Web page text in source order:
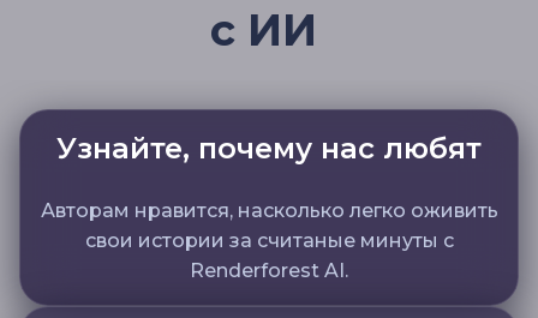
с ИИ
Узнайте, почему нас любят
Авторам нравится, насколько легко оживить
свои истории за считаные минуты с
Renderforest AI.